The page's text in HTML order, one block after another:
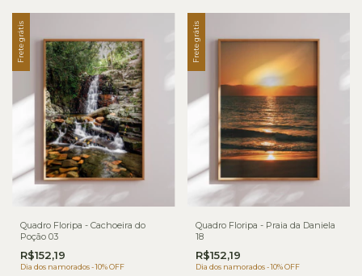
Frete grátis
Quadro Floripa - Cachoeira do
Poção 03
R$152,19
Dia dos namorados - 10% OFF
Frete grátis
Quadro Floripa - Praia da Daniela
18
R$152,19
Dia dos namorados - 10% OFF